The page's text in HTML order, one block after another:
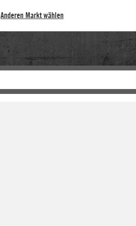
Anderen Markt wählen